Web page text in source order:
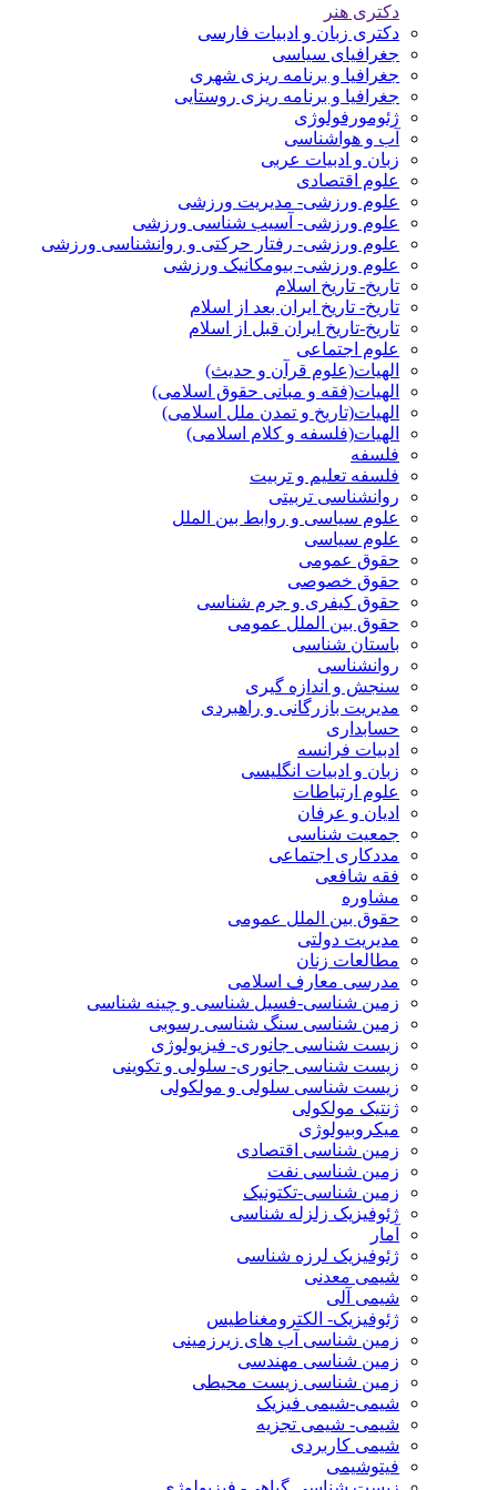
دکتری هنر
دکتری زبان و ادبیات فارسی
جغرافیای سیاسی
جغرافیا و برنامه ریزی شهری
جغرافیا و برنامه ریزی روستایی
ژئومورفولوژی
آب و هواشناسی
زبان و ادبیات عربی
علوم اقتصادی
علوم ورزشی- مدیریت ورزشی
علوم ورزشی- آسیب شناسی ورزشی
علوم ورزشی- رفتار حرکتی و روانشناسی ورزشی
علوم ورزشی- بیومکانیک ورزشی
تاریخ- تاریخ اسلام
تاریخ- تاریخ ایران بعد از اسلام
تاریخ-تاریخ ایران قبل از اسلام
علوم اجتماعی
الهیات(علوم قرآن و حدیث)
الهیات(فقه و مبانی حقوق اسلامی)
الهیات(تاریخ و تمدن ملل اسلامی)
الهیات(فلسفه و کلام اسلامی)
فلسفه
فلسفه تعلیم و تربیت
روانشناسی تربیتی
علوم سیاسی و روابط بین الملل
علوم سیاسی
حقوق عمومی
حقوق خصوصی
حقوق کیفری و جرم شناسی
حقوق بین الملل عمومی
باستان شناسی
روانشناسی
سنجش و اندازه گیری
مدیریت بازرگانی و راهبردی
حسابداری
ادبیات فرانسه
زبان و ادبیات انگلیسی
علوم ارتباطات
ادیان و عرفان
جمعیت شناسی
مددکاری اجتماعی
فقه شافعی
مشاوره
حقوق بین الملل عمومی
مدیریت دولتی
مطالعات زنان
مدرسی معارف اسلامی
زمین شناسی-فسیل شناسی و چینه شناسی
زمین شناسی سنگ شناسی رسوبی
زیست شناسی جانوری- فیزیولوژی
زیست شناسی جانوری- سلولی و تکوینی
زیست شناسی سلولی و مولکولی
ژنتیک مولکولی
میکروبیولوژی
زمین شناسی اقتصادی
زمین شناسی نفت
زمین شناسی-تکتونیک
ژئوفیزیک زلزله شناسی
آمار
ژئوفیزیک لرزه شناسی
شیمی معدنی
شیمی آلی
ژئوفیزیک- الکترومغناطیس
زمین شناسی آب های زیرزمینی
زمین شناسی مهندسی
زمین شناسی زیست محیطی
شیمی-شیمی فیزیک
شیمی- شیمی تجزیه
شیمی کاربردی
فیتوشیمی